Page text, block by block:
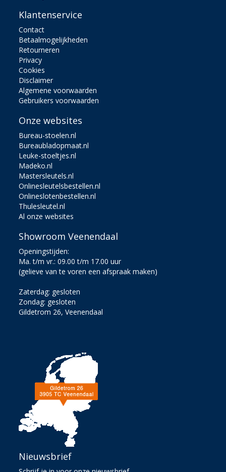
Klantenservice
Contact
Betaalmogelijkheden
Retourneren
Privacy
Cookies
Disclaimer
Algemene voorwaarden
Gebruikers voorwaarden
Onze websites
Bureau-stoelen.nl
Bureaubladopmaat.nl
Leuke-stoeltjes.nl
Madeko.nl
Mastersleutels.nl
Onlinesleutelsbestellen.nl
Onlineslotenbestellen.nl
Thulesleutel.nl
Al onze websites
Showroom Veenendaal
Openingstijden:
Ma. t/m vr.: 09.00 t/m 17.00 uur
(gelieve van te voren een afspraak maken)
Zaterdag: gesloten
Zondag: gesloten
Gildetrom 26, Veenendaal
Nieuwsbrief